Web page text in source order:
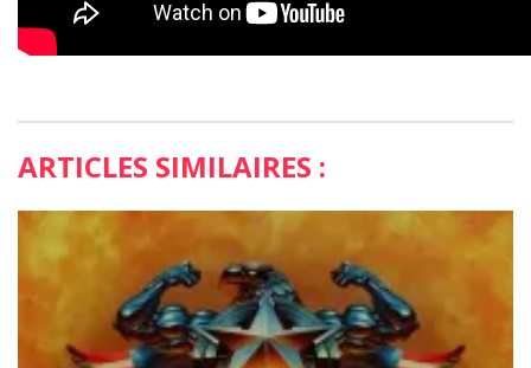
ARTICLES SIMILAIRES :